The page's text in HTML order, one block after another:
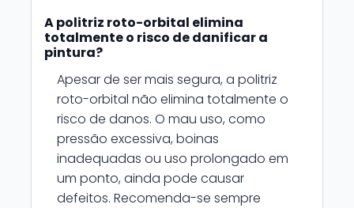
A politriz roto-orbital elimina
totalmente o risco de danificar a
pintura?
Apesar de ser mais segura, a politriz
roto-orbital não elimina totalmente o
risco de danos. O mau uso, como
pressão excessiva, boinas
inadequadas ou uso prolongado em
um ponto, ainda pode causar
defeitos. Recomenda-se sempre